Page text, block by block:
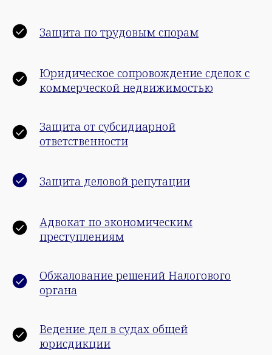
Защита по трудовым спорам
Юридическое сопровождение сделок с
коммерческой недвижимостью
Защита от субсидиарной
ответственности
Защита деловой репутации
Адвокат по экономическим
преступлениям
Обжалование решений Налогового
органа
Ведение дел в судах общей
юрисдикции